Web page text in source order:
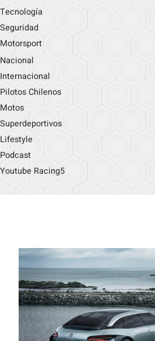
Tecnología
Seguridad
Motorsport
Nacional
Internacional
Pilotos Chilenos
Motos
Superdeportivos
Lifestyle
Podcast
Youtube Racing5